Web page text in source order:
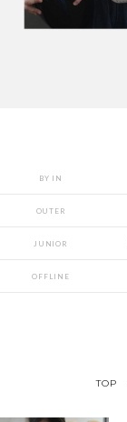
BY IN
OUTER
JUNIOR
OFFLINE
TOP